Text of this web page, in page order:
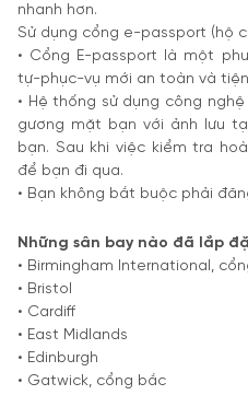
nhanh hơn.
Sử dụng cổng e-passport (hộ
• Cổng E-passport là một
tự-phục-vụ mới an toàn và
• Hệ thống sử dụng công
gương mặt bạn với ảnh lưu
bạn. Sau khi việc kiểm tra
để bạn đi qua.
• Bạn không bắt buộc phải
Những sân bay nào đã lắp
• Birmingham International,
• Bristol
• Cardiff
• East Midlands
• Edinburgh
• Gatwick, cổng bắc